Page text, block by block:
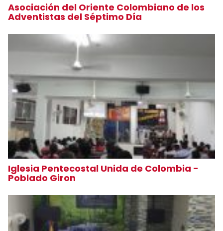
Asociación del Oriente Colombiano de los
Adventistas del Séptimo Día
Iglesia Pentecostal Unida de Colombia -
Poblado Giron